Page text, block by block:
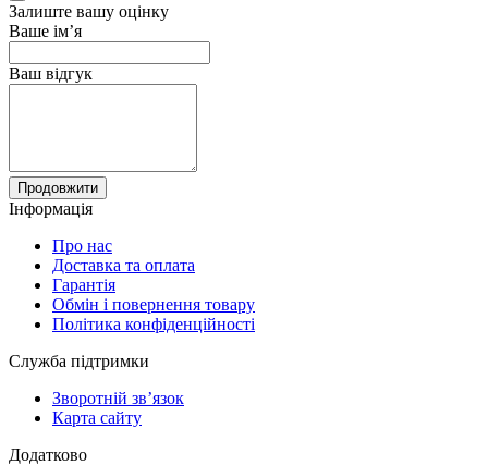
Залиште вашу оцінку
Ваше ім’я
Ваш відгук
Продовжити
Інформація
Про нас
Доставка та оплата
Гарантія
Обмін і повернення товару
Політика конфіденційності
Служба підтримки
Зворотній зв’язок
Карта сайту
Додатково